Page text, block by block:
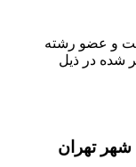
و عضو رشته
شده در ذیل